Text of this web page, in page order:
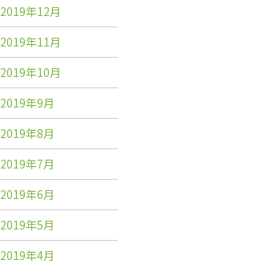
2019年12月
2019年11月
2019年10月
2019年9月
2019年8月
2019年7月
2019年6月
2019年5月
2019年4月